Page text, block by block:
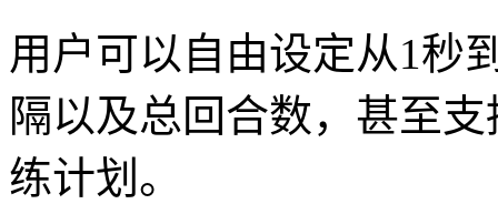
用户可以自由设定从1秒
隔以及总回合数，甚至
练计划。